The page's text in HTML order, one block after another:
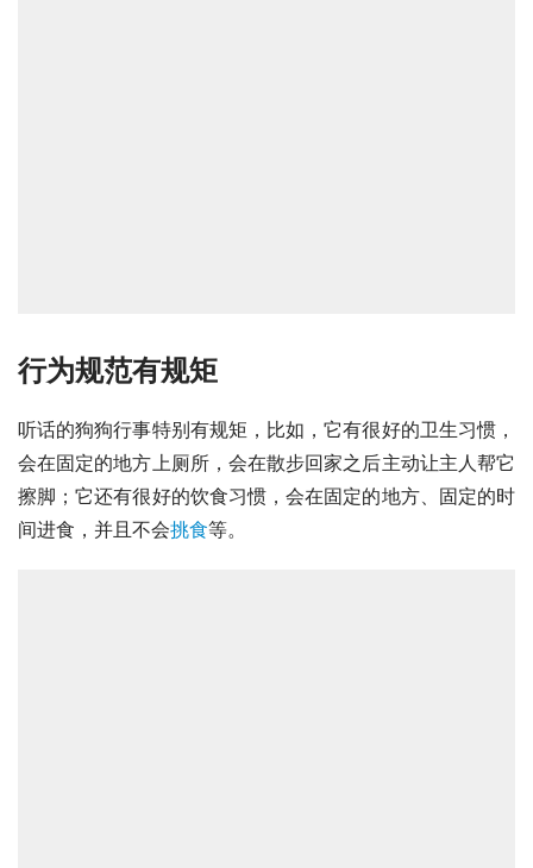
行为规范有规矩
听话的狗狗行事特别有规矩，比如，它有很好的卫生习惯，
会在固定的地方上厕所，会在散步回家之后主动让主人帮它
擦脚；它还有很好的饮食习惯，会在固定的地方、固定的时
间进食，并且不会挑食等。